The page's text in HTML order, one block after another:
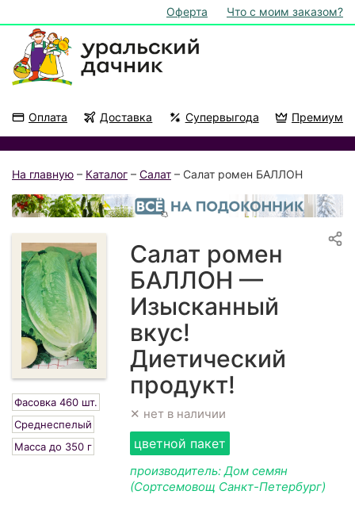
Оферта Что с моим заказом?
Оплата Доставка Супервыгода Премиум
На главную – Каталог – Салат – Салат ромен БАЛЛОН
Фасовка 460 шт.
Среднеспелый
Масса до 350 г
Салат ромен
БАЛЛОН —
Изысканный
вкус!
Диетический
продукт!
✕ нет в наличии
цветной пакет
производитель: Дом семян
(Сортсемовощ Санкт-Петербург)